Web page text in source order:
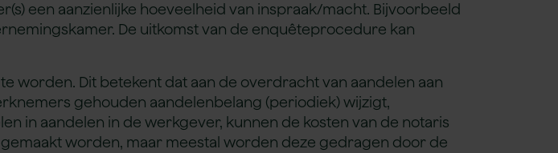
een aanzienlijke hoeveelheid van inspraak/macht. Bijvoorbeeld
De uitkomst van de enquêteprocedure kan
worden. Dit betekent dat aan de overdracht van aandelen aan
gehouden aandelenbelang (periodiek) wijzigt,
in aandelen in de werkgever, kunnen de kosten van de notaris
worden, maar meestal worden deze gedragen door de